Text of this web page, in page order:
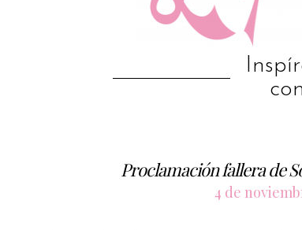
Proclamación fallera de
4 de